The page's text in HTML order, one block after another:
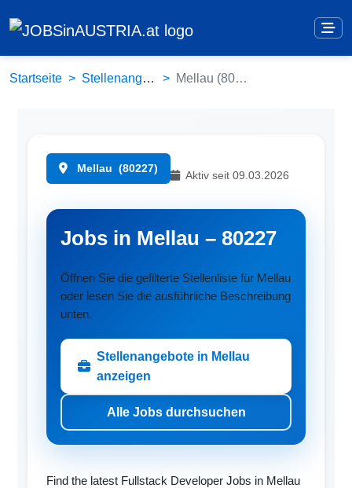
Startseite Stellenangebote Mellau (80227)
Mellau (80227)
Aktiv seit 09.03.2026
Jobs in Mellau – 80227
Öffnen Sie die gefilterte Stellenliste für Mellau
oder lesen Sie die ausführliche Beschreibung
unten.
Stellenangebote in Mellau
anzeigen
Alle Jobs durchsuchen
Find the latest Fullstack Developer Jobs in Mellau